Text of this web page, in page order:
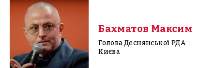
Бахматов Максим
Голова Деснянської РДА
Києва